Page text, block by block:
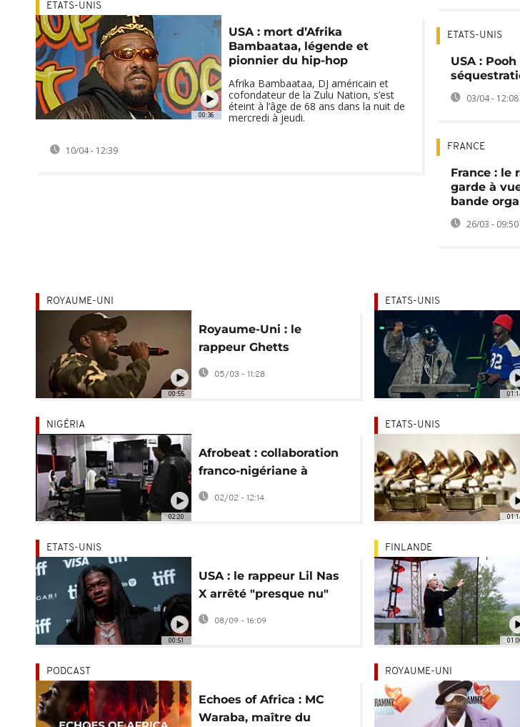
00:36
ETATS-UNIS
USA : mort d’Afrika
Bambaataa, légende et
pionnier du hip-hop
Afrika Bambaataa, DJ américain et
cofondateur de la Zulu Nation, s’est
éteint à l’âge de 68 ans dans la nuit de
mercredi à jeudi.
10/04 - 12:39
ETATS-UNIS
USA :
03/04 - 12:08
FRANCE
France : le
garde à
bande
26/03 - 09:50
00:55
ROYAUME-UNI
Royaume-Uni : le
rappeur Ghetts
condamné à 12 ans de
prison
05/03 - 11:28
ETATS-UNIS
02:20
NIGÉRIA
Afrobeat : collaboration
franco-nigériane à
Lagos pour les hits de
demain
02/02 - 12:14
ETATS-UNIS
00:51
ETATS-UNIS
USA : le rappeur Lil Nas
X arrêté "presque nu"
dans les rues de Los
Angeles
08/09 - 16:09
FINLANDE
PODCAST
Echoes of Africa : MC
Waraba, maître du
ROYAUME-UNI